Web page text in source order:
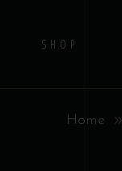
SHOP
Home